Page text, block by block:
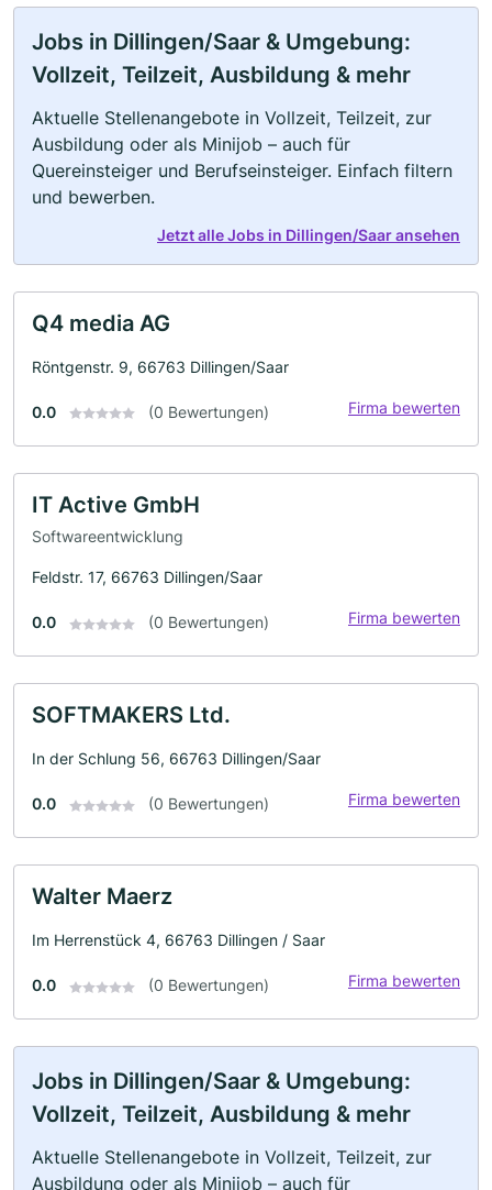
Jobs in Dillingen/Saar & Umgebung:
Vollzeit, Teilzeit, Ausbildung & mehr
Aktuelle Stellenangebote in Vollzeit, Teilzeit, zur
Ausbildung oder als Minijob – auch für
Quereinsteiger und Berufseinsteiger. Einfach filtern
und bewerben.
Jetzt alle Jobs in Dillingen/Saar ansehen
Q4 media AG
Röntgenstr. 9, 66763 Dillingen/Saar
0.0 (0 Bewertungen) Firma bewerten
IT Active GmbH
Softwareentwicklung
Feldstr. 17, 66763 Dillingen/Saar
0.0 (0 Bewertungen) Firma bewerten
SOFTMAKERS Ltd.
In der Schlung 56, 66763 Dillingen/Saar
0.0 (0 Bewertungen) Firma bewerten
Walter Maerz
Im Herrenstück 4, 66763 Dillingen / Saar
0.0 (0 Bewertungen) Firma bewerten
Jobs in Dillingen/Saar & Umgebung:
Vollzeit, Teilzeit, Ausbildung & mehr
Aktuelle Stellenangebote in Vollzeit, Teilzeit, zur
Ausbildung oder als Minijob – auch für